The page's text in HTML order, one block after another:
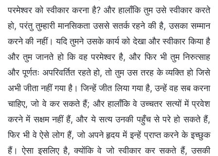
परमेश्वर को स्वीकार करना है? और हालाँकि तुम उसे स्वीकार करते
हो, परंतु तुम्हारी मानसिकता उससे सतर्क रहने की है, उसका सम्मान
करने की नहीं। यदि तुमने उसके कार्य को देखा और स्वीकार किया है
और तुम जानते हो कि वह परमेश्वर है, और फिर भी तुम निरुत्साह
और पूर्णतः अपरिवर्तित रहते हो, तो तुम उस तरह के व्यक्ति हो जिसे
अभी जीता नहीं गया है। जिन्हें जीत लिया गया है, उन्हें वह सब करना
चाहिए, जो वे कर सकते हैं; और हालाँकि वे उच्चतर सत्यों में प्रवेश
करने में सक्षम नहीं हैं, और ये सत्य उनकी पहुँच से परे हो सकते हैं,
फिर भी वे ऐसे लोग हैं, जो अपने हृदय में इन्हें प्राप्त करने के इच्छुक
हैं। ऐसा इसलिए है, क्योंकि वे जो स्वीकार कर सकते हैं, उसकी